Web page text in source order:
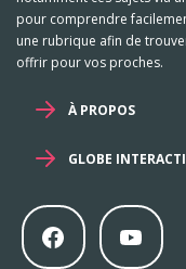
pour comprendre
une rubrique afin de
offrir pour vos proches.
À PROPOS
GLOBE